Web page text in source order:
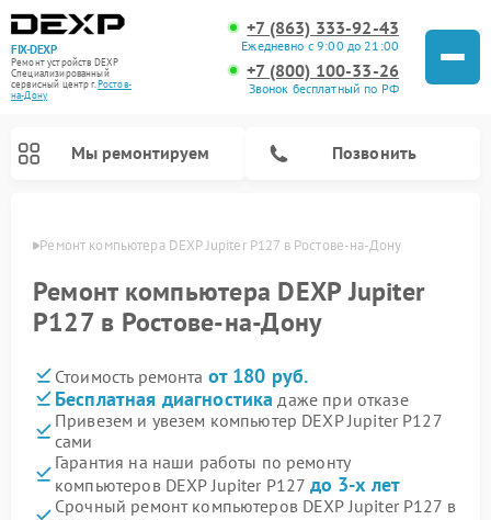
FIX-DEXP
Ремонт устройств DEXP
Специализированный
cервисный центр г.Ростов-
на-Дону
+7 (863) 333-92-43
Ежедневно с 9:00 до 21:00
+7 (800) 100-33-26
Звонок бесплатный по РФ
Мы ремонтируем Позвонить
Ремонт компьютера DEXP Jupiter P127 в Ростове-на-Дону
Ремонт компьютера DEXP Jupiter
P127 в Ростове-на-Дону
Стоимость ремонта от 180 руб.
Бесплатная диагностика даже при отказе
Привезем и увезем компьютер DEXP Jupiter P127
сами
Гарантия на наши работы по ремонту
компьютеров DEXP Jupiter P127 до 3-х лет
Срочный ремонт компьютеров DEXP Jupiter P127 в